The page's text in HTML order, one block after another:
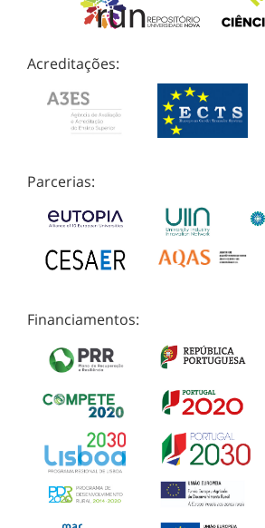
Acreditações:
Parcerias:
Financiamentos: